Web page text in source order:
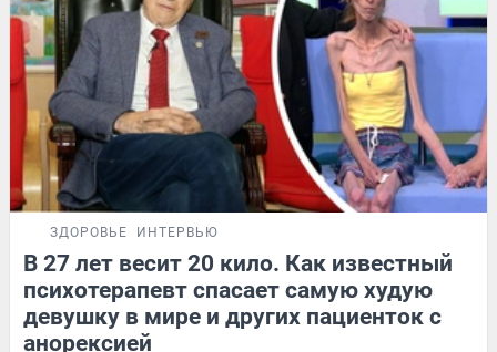
ЗДОРОВЬЕ ИНТЕРВЬЮ
В 27 лет весит 20 кило. Как известный
психотерапевт спасает самую худую
девушку в мире и других пациенток с
анорексией